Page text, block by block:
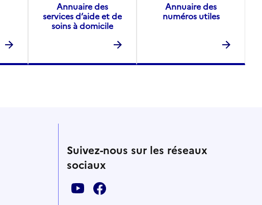
Annuaire des
services d’aide et de
soins à domicile
Annuaire des
numéros utiles
Suivez-nous sur les réseaux
sociaux